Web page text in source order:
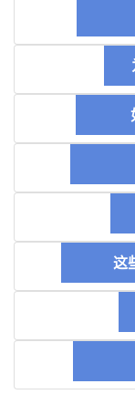
如
參
这